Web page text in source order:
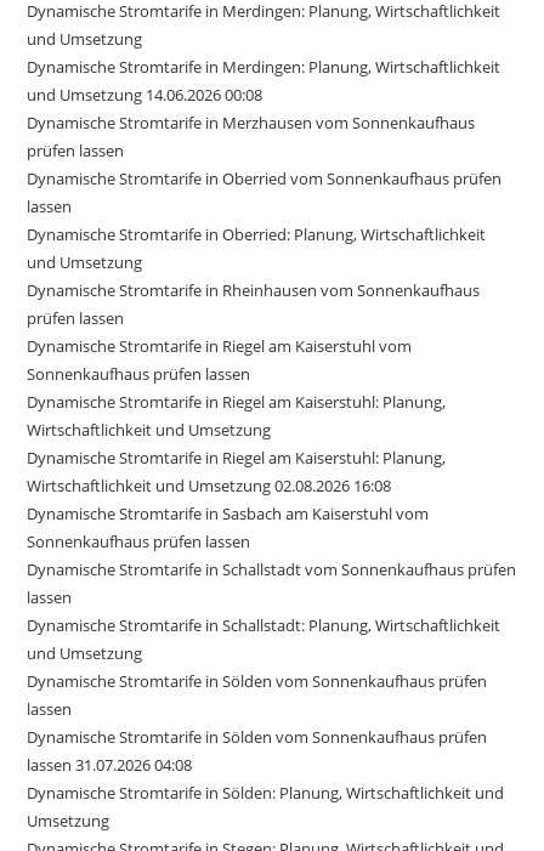
Dynamische Stromtarife in Merdingen: Planung, Wirtschaftlichkeit
und Umsetzung
Dynamische Stromtarife in Merdingen: Planung, Wirtschaftlichkeit
und Umsetzung 14.06.2026 00:08
Dynamische Stromtarife in Merzhausen vom Sonnenkaufhaus
prüfen lassen
Dynamische Stromtarife in Oberried vom Sonnenkaufhaus prüfen
lassen
Dynamische Stromtarife in Oberried: Planung, Wirtschaftlichkeit
und Umsetzung
Dynamische Stromtarife in Rheinhausen vom Sonnenkaufhaus
prüfen lassen
Dynamische Stromtarife in Riegel am Kaiserstuhl vom
Sonnenkaufhaus prüfen lassen
Dynamische Stromtarife in Riegel am Kaiserstuhl: Planung,
Wirtschaftlichkeit und Umsetzung
Dynamische Stromtarife in Riegel am Kaiserstuhl: Planung,
Wirtschaftlichkeit und Umsetzung 02.08.2026 16:08
Dynamische Stromtarife in Sasbach am Kaiserstuhl vom
Sonnenkaufhaus prüfen lassen
Dynamische Stromtarife in Schallstadt vom Sonnenkaufhaus prüfen
lassen
Dynamische Stromtarife in Schallstadt: Planung, Wirtschaftlichkeit
und Umsetzung
Dynamische Stromtarife in Sölden vom Sonnenkaufhaus prüfen
lassen
Dynamische Stromtarife in Sölden vom Sonnenkaufhaus prüfen
lassen 31.07.2026 04:08
Dynamische Stromtarife in Sölden: Planung, Wirtschaftlichkeit und
Umsetzung